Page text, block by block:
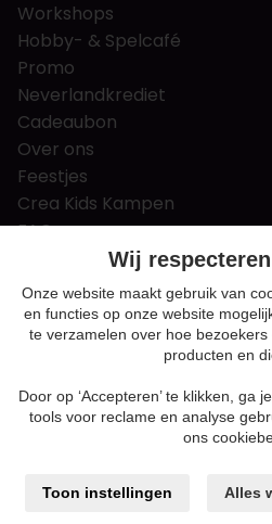
Workshops
Hobby- & Spelcafé
Promo
Neverlandkrediet
Cadeaubon
Over ons
Feestjes
Crea Kids Kampen
FAQ
Tips & tricks
Contact
Nieuws & Vacatures
Algemene
Privacy en
Sitemap
Wij
Onze website maakt gebruik van
en functies op onze website
te verzamelen over hoe
producten en
Door op ‘Accepteren’ te klikken, ga
tools voor reclame en analyse
ons
Toon instellingen Alles